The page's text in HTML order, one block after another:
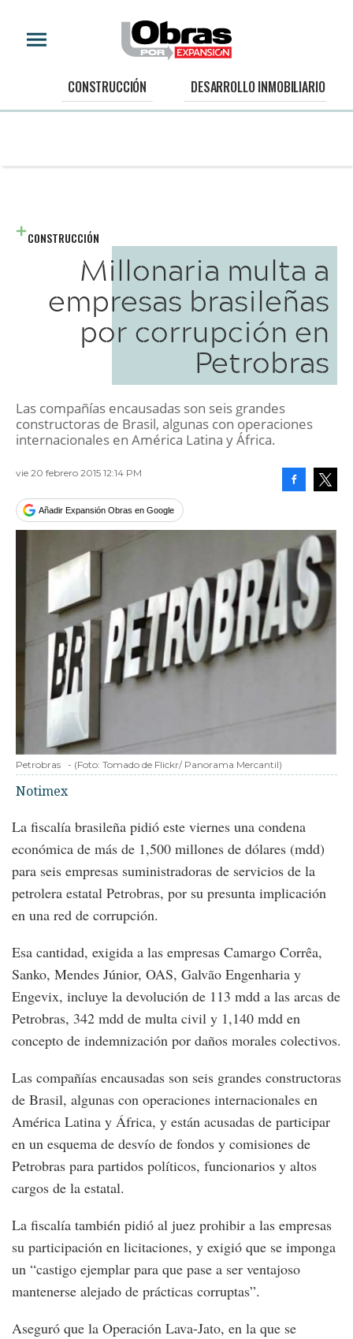
CONSTRUCCIÓN DESARROLLO INMOBILIARIO
CONSTRUCCIÓN
Millonaria multa a
empresas brasileñas
por corrupción en
Petrobras
Las compañías encausadas son seis grandes
constructoras de Brasil, algunas con operaciones
internacionales en América Latina y África.
vie 20 febrero 2015 12:14 PM
Añadir Expansión Obras en Google
Petrobras - (Foto: Tomado de Flickr/ Panorama Mercantil)
Notimex
La fiscalía brasileña pidió este viernes una condena
económica de más de 1,500 millones de dólares (mdd)
para seis empresas suministradoras de servicios de la
petrolera estatal Petrobras, por su presunta implicación
en una red de corrupción.
Esa cantidad, exigida a las empresas Camargo Corrêa,
Sanko, Mendes Júnior, OAS, Galvão Engenharia y
Engevix, incluye la devolución de 113 mdd a las arcas de
Petrobras, 342 mdd de multa civil y 1,140 mdd en
concepto de indemnización por daños morales colectivos.
Las compañías encausadas son seis grandes constructoras
de Brasil, algunas con operaciones internacionales en
América Latina y África, y están acusadas de participar
en un esquema de desvío de fondos y comisiones de
Petrobras para partidos políticos, funcionarios y altos
cargos de la estatal.
La fiscalía también pidió al juez prohibir a las empresas
su participación en licitaciones, y exigió que se imponga
un “castigo ejemplar para que pase a ser ventajoso
mantenerse alejado de prácticas corruptas”.
Aseguró que la Operación Lava-Jato, en la que se